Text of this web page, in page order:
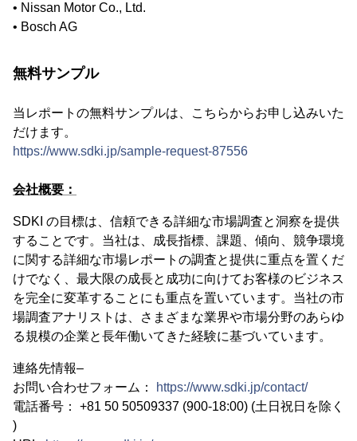
• Nissan Motor Co., Ltd.
• Bosch AG
無料サンプル
当レポートの無料サンプルは、こちらからお申し込みいた
だけます。
https://www.sdki.jp/sample-request-87556
会社概要：
SDKI の目標は、信頼できる詳細な市場調査と洞察を提供
することです。当社は、成長指標、課題、傾向、競争環境
に関する詳細な市場レポートの調査と提供に重点を置くだ
けでなく、最大限の成長と成功に向けてお客様のビジネス
を完全に変革することにも重点を置いています。当社の市
場調査アナリストは、さまざまな業界や市場分野のあらゆ
る規模の企業と長年働いてきた経験に基づいています。
連絡先情報–
お問い合わせフォーム：
https://www.sdki.jp/contact/
電話番号： +81 50 50509337 (900-18:00) (土日祝日を除く
)